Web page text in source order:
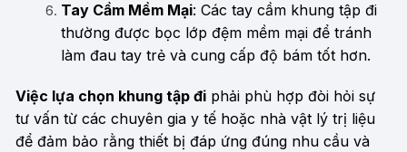
Tay Cầm Mềm Mại: Các tay cầm khung tập đi
thường được bọc lớp đệm mềm mại để tránh
làm đau tay trẻ và cung cấp độ bám tốt hơn.
Việc lựa chọn khung tập đi phải phù hợp đòi hỏi sự
tư vấn từ các chuyên gia y tế hoặc nhà vật lý trị liệu
để đảm bảo rằng thiết bị đáp ứng đúng nhu cầu và